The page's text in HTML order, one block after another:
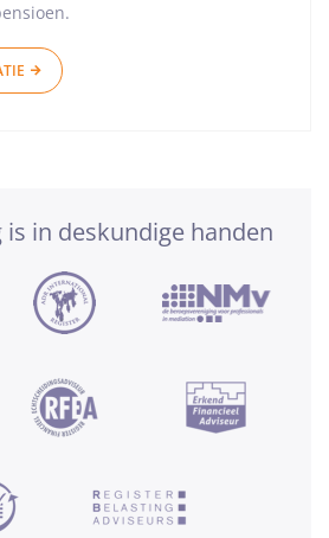
in deskundige handen